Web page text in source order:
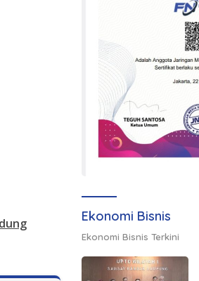
Ekonomi Bisnis
Ekonomi Bisnis Terkini